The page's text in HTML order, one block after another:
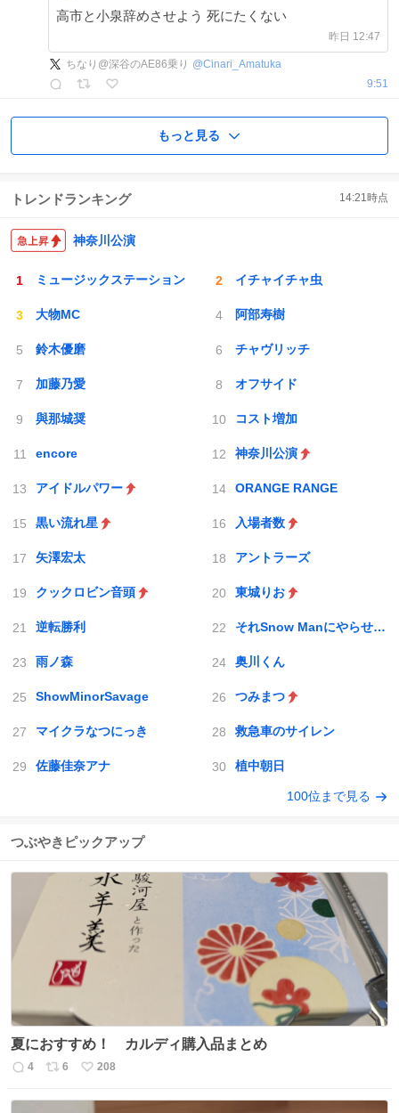
高市と小泉辞めさせよう 死にたくない
昨日 12:47
ちなり@深谷のAE86乗り @Cinari_Amatuka
9:51
もっと見る
トレンドランキング 14:21時点
神奈川公演
ミュージックステーション イチャイチャ虫
大物MC 阿部寿樹
鈴木優磨 チャヴリッチ
加藤乃愛 オフサイド
與那城奨 コスト増加
encore 神奈川公演
アイドルパワー ORANGE RANGE
黒い流れ星 入場者数
矢澤宏太 アントラーズ
クックロビン音頭 東城りお
逆転勝利 それSnow Manにやらせて下さい
雨ノ森 奥川くん
ShowMinorSavage つみまつ
マイクラなつにっき 救急車のサイレン
佐藤佳奈アナ 植中朝日
100位まで見る
つぶやきピックアップ
夏におすすめ！ カルディ購入品まとめ
返
4
リ
6
い
208